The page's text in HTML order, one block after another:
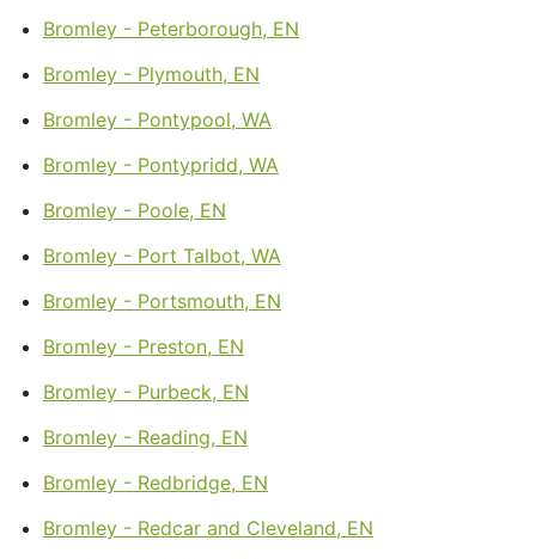
Bromley - Peterborough, EN
Bromley - Plymouth, EN
Bromley - Pontypool, WA
Bromley - Pontypridd, WA
Bromley - Poole, EN
Bromley - Port Talbot, WA
Bromley - Portsmouth, EN
Bromley - Preston, EN
Bromley - Purbeck, EN
Bromley - Reading, EN
Bromley - Redbridge, EN
Bromley - Redcar and Cleveland, EN